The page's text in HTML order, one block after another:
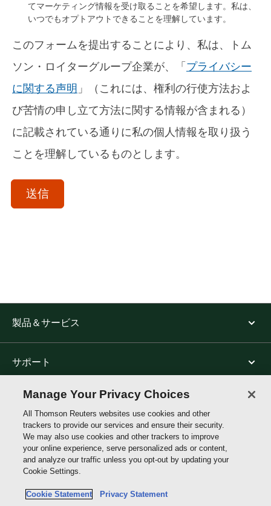
てマーケティング情報を受け取ることを希望します。私は、
いつでもオプトアウトできることを理解しています。
このフォームを提出することにより、私は、トム
ソン・ロイターグループ企業が、「 プライバシー
に関する声明 」（これには、権利の行使方法およ
び苦情の申し立て方法に関する情報が含まれる）
に記載されている通りに私の個人情報を取り扱う
ことを理解しているものとします。
送信
製品＆サービス
サポート
トムソン・ロイターについて
公式SNS
Reuters
Manage Your Privacy Choices
All Thomson Reuters websites use cookies and other
trackers to provide our services and ensure their security.
We may also use cookies and other trackers to improve
your online experience, serve personalized ads or content,
and analyze our traffic unless you opt-out by updating your
Cookie Settings.
Cookie Statement Privacy Statement